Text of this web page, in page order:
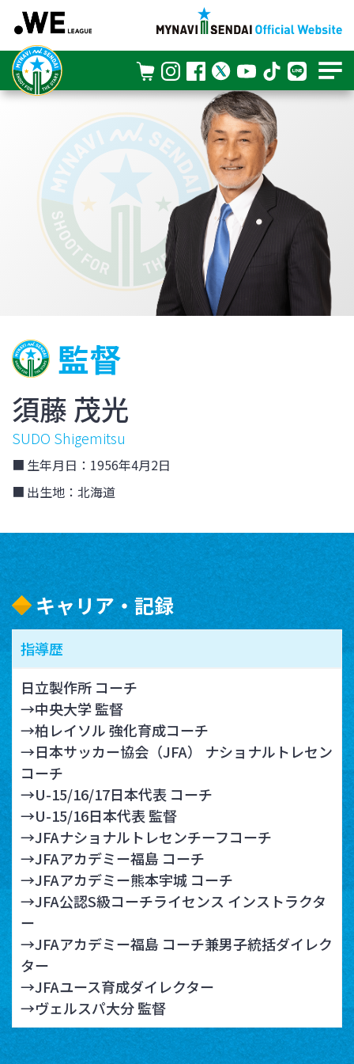
監督
須藤 茂光
SUDO Shigemitsu
生年月日：1956年4月2日
出生地：北海道
キャリア・記録
指導歴
日立製作所 コーチ
→中央大学 監督
→柏レイソル 強化育成コーチ
→日本サッカー協会（JFA） ナショナルトレセン
コーチ
→U-15/16/17日本代表 コーチ
→U-15/16日本代表 監督
→JFAナショナルトレセンチーフコーチ
→JFAアカデミー福島 コーチ
→JFAアカデミー熊本宇城 コーチ
→JFA公認S級コーチライセンス インストラクタ
ー
→JFAアカデミー福島 コーチ兼男子統括ダイレク
ター
→JFAユース育成ダイレクター
→ヴェルスパ大分 監督